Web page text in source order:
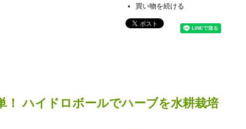
買い物を続ける
！ ハイドロボールでハーブを水耕栽培